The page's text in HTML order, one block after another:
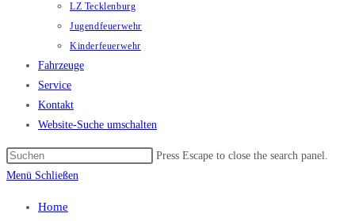
LZ Tecklenburg
Jugendfeuerwehr
Kinderfeuerwehr
Fahrzeuge
Service
Kontakt
Website-Suche umschalten
Press Escape to close the search panel.
Menü Schließen
Home